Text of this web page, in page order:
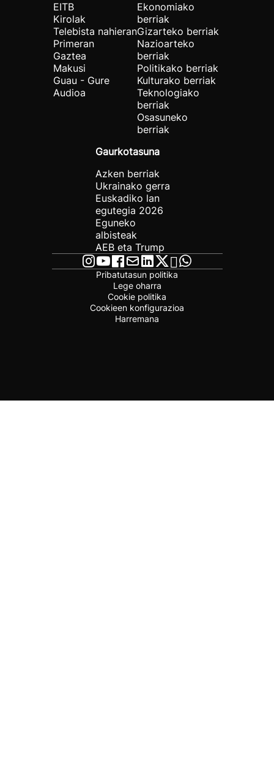
EITB
Kirolak
Telebista nahieran
Primeran
Gaztea
Makusi
Guau - Gure
Audioa
Ekonomiako
berriak
Gizarteko berriak
Nazioarteko
berriak
Politikako berriak
Kulturako berriak
Teknologiako
berriak
Osasuneko
berriak
Gaurkotasuna
Azken berriak
Ukrainako gerra
Euskadiko lan
egutegia 2026
Eguneko
albisteak
AEB eta Trump
Pribatutasun politika
Lege oharra
Cookie politika
Cookieen konfigurazioa
Harremana